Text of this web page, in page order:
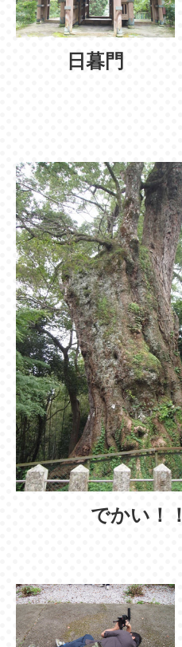
日暮門
でかい！！